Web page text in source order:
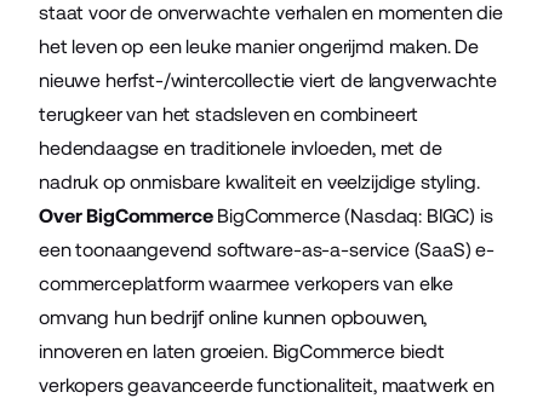
staat voor de onverwachte verhalen en momenten die
het leven op een leuke manier ongerijmd maken. De
nieuwe herfst-/wintercollectie viert de langverwachte
terugkeer van het stadsleven en combineert
hedendaagse en traditionele invloeden, met de
nadruk op onmisbare kwaliteit en veelzijdige styling.
Over BigCommerceBigCommerce (Nasdaq: BIGC) is
een toonaangevend software-as-a-service (SaaS) e-
commerceplatform waarmee verkopers van elke
omvang hun bedrijf online kunnen opbouwen,
innoveren en laten groeien. BigCommerce biedt
verkopers geavanceerde functionaliteit, maatwerk en